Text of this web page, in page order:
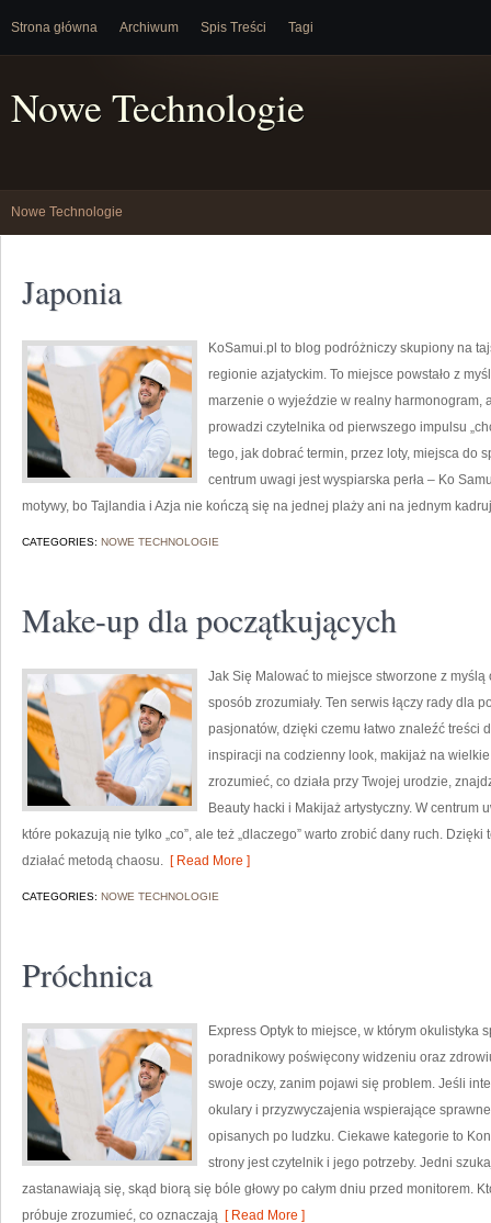
Strona główna Archiwum Spis Treści Tagi
Nowe Technologie
Nowe Technologie
Japonia
KoSamui.pl to blog podróżniczy skupiony na
regionie azjatyckim. To miejsce powstało z
marzenie o wyjeździe w realny harmonogram,
prowadzi czytelnika od pierwszego impulsu
tego, jak dobrać termin, przez loty, miejsca do
centrum uwagi jest wyspiarska perła – Ko
motywy, bo Tajlandia i Azja nie kończą się na jednej plaży ani na jednym
CATEGORIES: NOWE TECHNOLOGIE
Make-up dla początkujących
Jak Się Malować to miejsce stworzone z
sposób zrozumiały. Ten serwis łączy rady dla
pasjonatów, dzięki czemu łatwo znaleźć treści
inspiracji na codzienny look, makijaż na
zrozumieć, co działa przy Twojej urodzie,
Beauty hacki i Makijaż artystyczny. W
które pokazują nie tylko „co”, ale też „dlaczego” warto zrobić dany ruch.
działać metodą chaosu. [ Read More ]
CATEGORIES: NOWE TECHNOLOGIE
Próchnica
Express Optyk to miejsce, w którym okulistyka
poradnikowy poświęcony widzeniu oraz
swoje oczy, zanim pojawi się problem. Jeśli
okulary i przyzwyczajenia wspierające
opisanych po ludzku. Ciekawe kategorie to
strony jest czytelnik i jego potrzeby. Jedni
zastanawiają się, skąd biorą się bóle głowy po całym dniu przed monitorem.
próbuje zrozumieć, co oznaczają [ Read More ]